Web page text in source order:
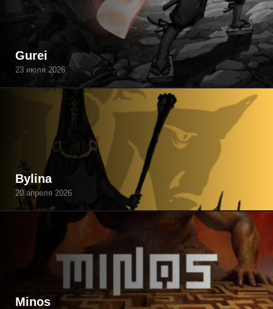
Gurei
23 июля 2026
Bylina
20 апреля 2026
Minos